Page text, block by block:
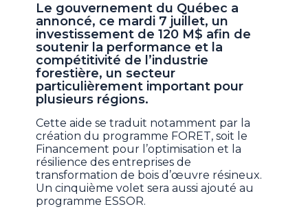
Le gouvernement du Québec a
annoncé, ce mardi 7 juillet, un
investissement de 120 M$ afin de
soutenir la performance et la
compétitivité de l’industrie
forestière, un secteur
particulièrement important pour
plusieurs régions.
Cette aide se traduit notamment par la
création du programme FORET, soit le
Financement pour l’optimisation et la
résilience des entreprises de
transformation de bois d’œuvre résineux.
Un cinquième volet sera aussi ajouté au
programme ESSOR.